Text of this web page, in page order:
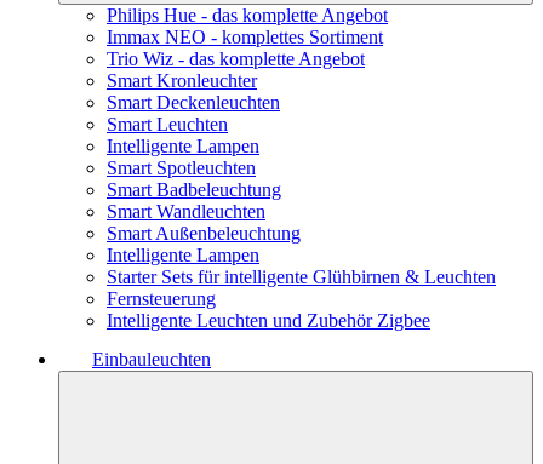
Philips Hue - das komplette Angebot
Immax NEO - komplettes Sortiment
Trio Wiz - das komplette Angebot
Smart Kronleuchter
Smart Deckenleuchten
Smart Leuchten
Intelligente Lampen
Smart Spotleuchten
Smart Badbeleuchtung
Smart Wandleuchten
Smart Außenbeleuchtung
Intelligente Lampen
Starter Sets für intelligente Glühbirnen & Leuchten
Fernsteuerung
Intelligente Leuchten und Zubehör Zigbee
Einbauleuchten